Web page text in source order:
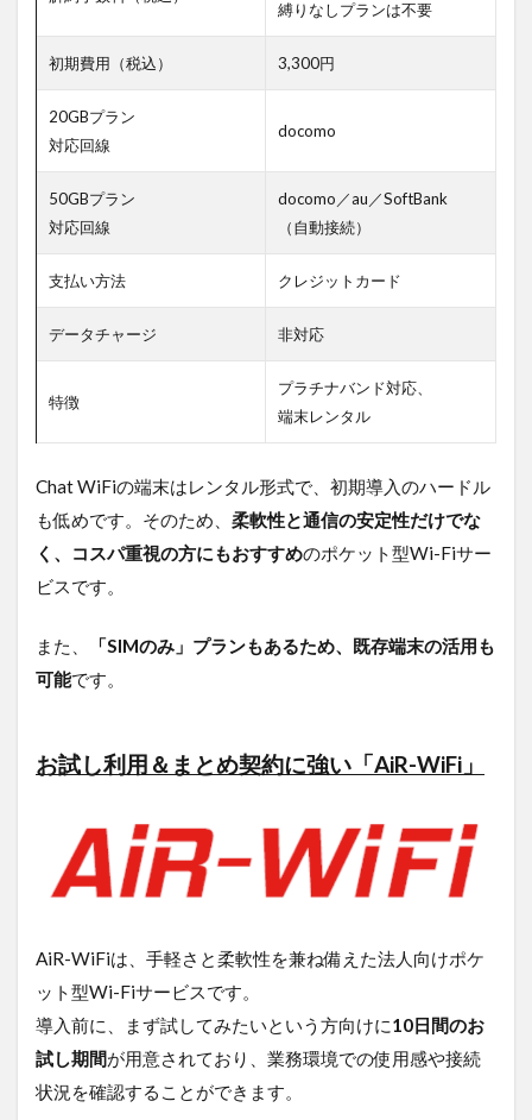
5.3.3
Q. ポ
型Wi-Fi
の導入
に工事
は必要
です
か？
5.3.4
A. い
いえ、
工事は
第、電
れるだ
けです
ぐに使
える端
末がほ
特にク
SIM対
複雑な
初期導
入が非
常にス
ムーズ
5.3.5
Q. 契
約期間
の「縛
りなし
プラ
ン」と
縛りなしプランは不要
初期費用（税込） 3,300円
20GBプラン
対応回線
docomo
50GBプラン
対応回線
docomo／au／SoftBank
（自動接続）
支払い方法 クレジットカード
データチャージ 非対応
特徴
プラチナバンド対応、
端末レンタル
Chat WiFiの端末はレンタル形式で、初期導入のハードル
も低めです。そのため、 柔軟性と通信の安定性だけでな
く、コスパ重視の方にもおすすめのポケット型Wi-Fiサー
ビスです。
また、
「SIMのみ」プランもあるため、既存端末の活用も
可能です。
お試し利用＆まとめ契約に強い「AiR-WiFi」
AiR-WiFiは、手軽さと柔軟性を兼ね備えた法人向けポケ
ット型Wi-Fiサービスです。
導入前に、まず試してみたいという方向けに10日間のお
試し期間が用意されており、業務環境での使用感や接続
状況を確認することができます。